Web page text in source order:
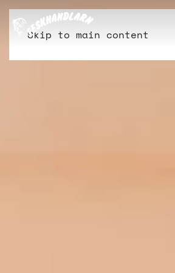
Skip to main content